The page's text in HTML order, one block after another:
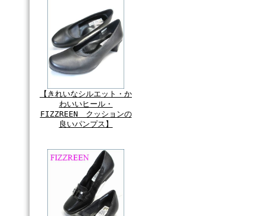
【きれいなシルエット・か
わいいヒール・
FIZZREEN クッションの
良いパンプス】